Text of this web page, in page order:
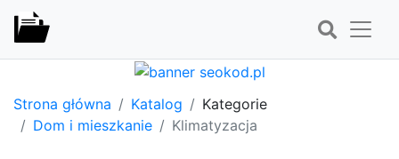
Strona główna Katalog
Kategorie
Dom i mieszkanie
Klimatyzacja